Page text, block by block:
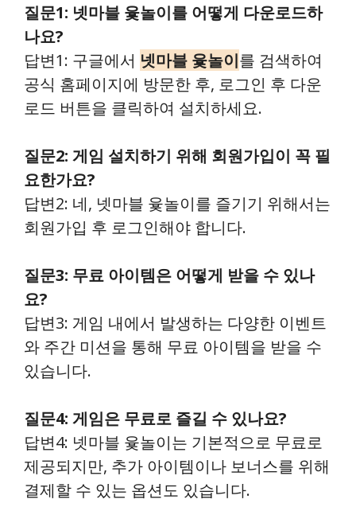
질문1: 넷마블 윷놀이를 어떻게 다운로드하
나요?
답변1: 구글에서 넷마블 윷놀이를 검색하여
공식 홈페이지에 방문한 후, 로그인 후 다운
로드 버튼을 클릭하여 설치하세요.
질문2: 게임 설치하기 위해 회원가입이 꼭 필
요한가요?
답변2: 네, 넷마블 윷놀이를 즐기기 위해서는
회원가입 후 로그인해야 합니다.
질문3: 무료 아이템은 어떻게 받을 수 있나
요?
답변3: 게임 내에서 발생하는 다양한 이벤트
와 주간 미션을 통해 무료 아이템을 받을 수
있습니다.
질문4: 게임은 무료로 즐길 수 있나요?
답변4: 넷마블 윷놀이는 기본적으로 무료로
제공되지만, 추가 아이템이나 보너스를 위해
결제할 수 있는 옵션도 있습니다.